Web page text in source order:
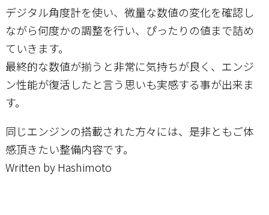
デジタル角度計を使い、微量な数値の変化を確認し
ながら何度かの調整を行い、ぴったりの値まで詰め
ていきます。
最終的な数値が揃うと非常に気持ちが良く、エンジ
ン性能が復活したと言う思いも実感する事が出来ま
す。
同じエンジンの搭載された方々には、是非ともご体
感頂きたい整備内容です。
Written by Hashimoto